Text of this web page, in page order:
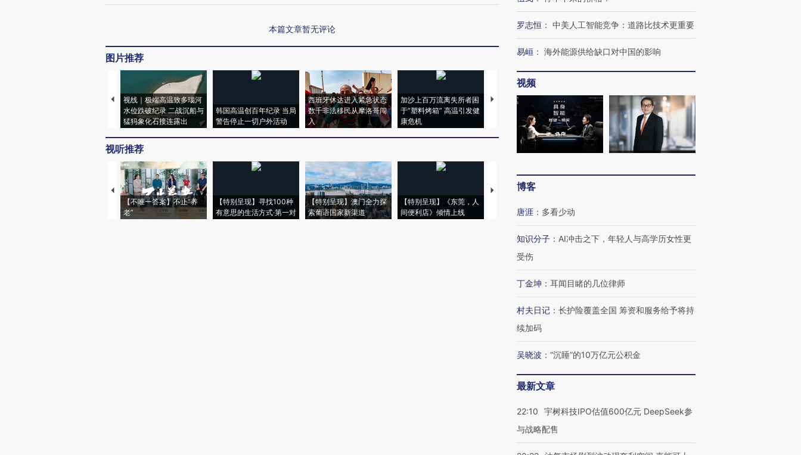
本篇文章暂无评论
图片推荐
视线｜极端高温致多瑙河
水位跌破纪录 二战沉船与
猛犸象化石接连露出
韩国高温创百年纪录 当局
警告停止一切户外活动
西班牙休达进入紧急状态
数千非法移民从摩洛哥闯
入
加沙上百万流离失所者困
于“塑料烤箱” 高温引发健
康危机
视线｜HYROX的吸金
术：是什么让中产们甘
心“花钱找虐”？
马航飞行员跨国走私7万
粒摇头丸 尿检体内含3种
毒品
视线｜被称为“蟑螂”的印
度Z世代 用街头抗争将教
视听推荐
【不唯一答案】不止“养
老”
【特别呈现】寻找100种
有意思的生活方式·第一对
【特别呈现】澳门全力探
索葡语国家新渠道
【特别呈现】《东莞，人
间便利店》倾情上线
【推广】走进第四届链博
罗志恒 ： 中美人工智能竞争：道路比技术更重要
易峘 ： 海外能源供给缺口对中国的影响
视频
博客
唐涯 ： 多看少动
知识分子 ： AI冲击之下，年轻人与高学历女性更
受伤
丁金坤 ： 耳闻目睹的几位律师
村夫日记 ： 长护险覆盖全国 筹资和服务给予将持
续加码
吴晓波 ： “沉睡”的10万亿元公积金
最新文章
22:10
宇树科技IPO估值600亿元 DeepSeek参
与战略配售